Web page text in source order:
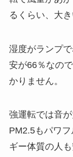
るくらい、大
湿度がランプ
安が66％なの
かりません。
強運転では音
PM2.5もパワ
ギー体質の人も